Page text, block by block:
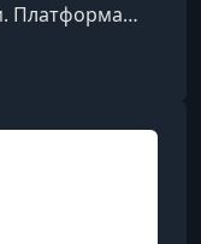
Платформа